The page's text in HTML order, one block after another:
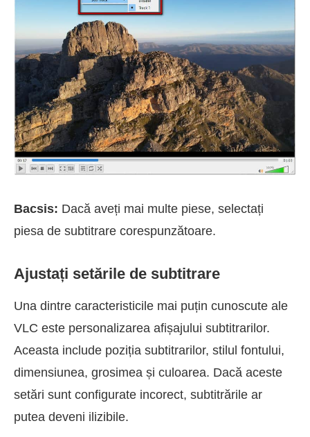
Bacsis: Dacă aveți mai multe piese, selectați
piesa de subtitrare corespunzătoare.
Ajustați setările de subtitrare
Una dintre caracteristicile mai puțin cunoscute ale
VLC este personalizarea afișajului subtitrarilor.
Aceasta include poziția subtitrarilor, stilul fontului,
dimensiunea, grosimea și culoarea. Dacă aceste
setări sunt configurate incorect, subtitrările ar
putea deveni ilizibile.